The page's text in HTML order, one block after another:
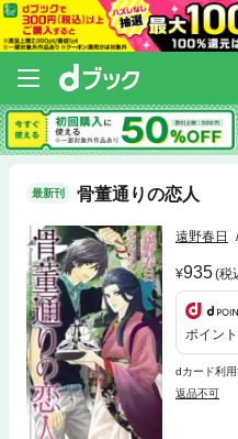
最新刊 骨董通りの恋人
遠野春日
935(税
ポイン
dカード利
返品不可